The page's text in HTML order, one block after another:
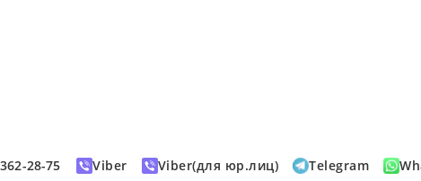
362-28-75 Viber Viber(для юр.лиц) Telegram